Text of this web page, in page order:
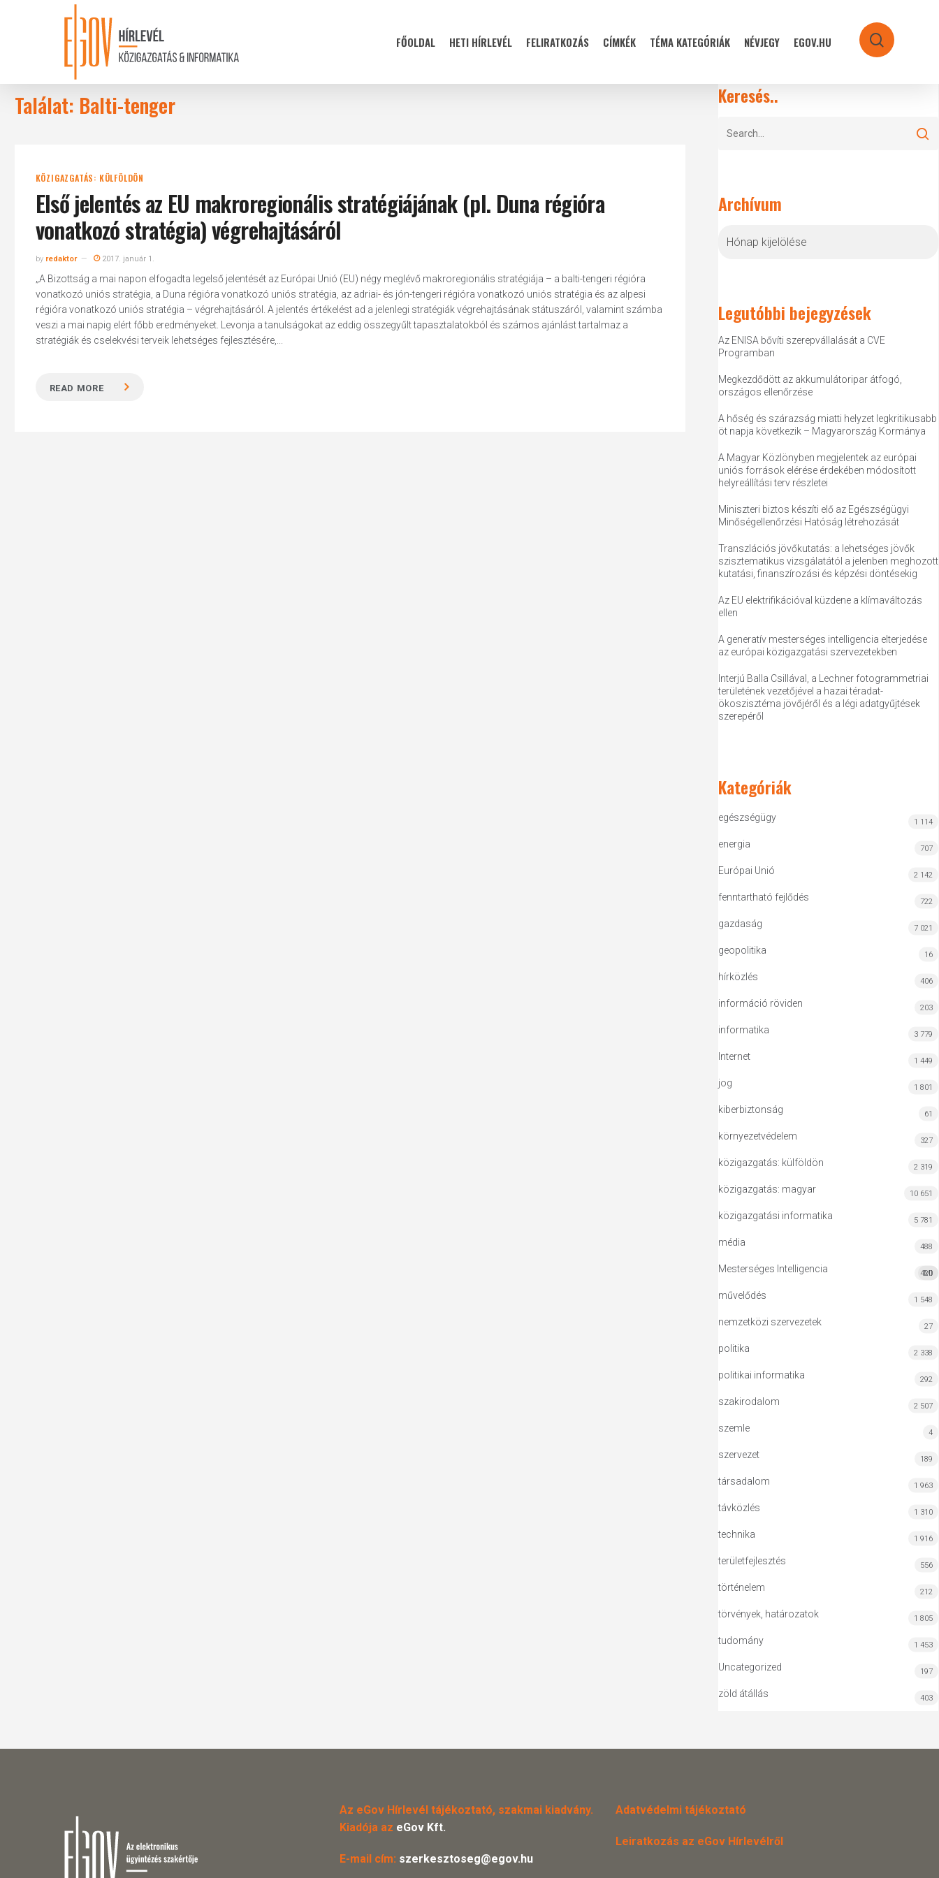
Hit enter to search or ESC to close
FŐOLDAL HETI HÍRLEVÉL FELIRATKOZÁS CÍMKÉK TÉMA KATEGÓRIÁK NÉVJEGY EGOV.HU search
Találat: Balti-tenger
KÖZIGAZGATÁS: KÜLFÖLDÖN
Első jelentés az EU makroregionális stratégiájának (pl. Duna régióra
vonatkozó stratégia) végrehajtásáról
by redaktor 2017. január 1.
„A Bizottság a mai napon elfogadta legelső jelentését az Európai Unió (EU) négy meglévő makroregionális stratégiája – a balti-tengeri régióra
vonatkozó uniós stratégia, a Duna régióra vonatkozó uniós stratégia, az adriai- és jón-tengeri régióra vonatkozó uniós stratégia és az alpesi
régióra vonatkozó uniós stratégia – végrehajtásáról. A jelentés értékelést ad a jelenlegi stratégiák végrehajtásának státuszáról, valamint számba
veszi a mai napig elért főbb eredményeket. Levonja a tanulságokat az eddig összegyűlt tapasztalatokból és számos ajánlást tartalmaz a
stratégiák és cselekvési terveik lehetséges fejlesztésére,...
READ MORE
Keresés..
Archívum
Legutóbbi bejegyzések
Az ENISA bővíti szerepvállalását a CVE
Programban
Megkezdődött az akkumulátoripar átfogó,
országos ellenőrzése
A hőség és szárazság miatti helyzet legkritikusabb
öt napja következik – Magyarország Kormánya
A Magyar Közlönyben megjelentek az európai
uniós források elérése érdekében módosított
helyreállítási terv részletei
Miniszteri biztos készíti elő az Egészségügyi
Minőségellenőrzési Hatóság létrehozását
Transzlációs jövőkutatás: a lehetséges jövők
szisztematikus vizsgálatától a jelenben meghozott
kutatási, finanszírozási és képzési döntésekig
Az EU elektrifikációval küzdene a klímaváltozás
ellen
A generatív mesterséges intelligencia elterjedése
az európai közigazgatási szervezetekben
Interjú Balla Csillával, a Lechner fotogrammetriai
területének vezetőjével a hazai téradat-
ökoszisztéma jövőjéről és a légi adatgyűjtések
szerepéről
Kategóriák
egészségügy 1 114
energia 707
Európai Unió 2 142
fenntartható fejlődés 722
gazdaság 7 021
geopolitika 16
hírközlés 406
információ röviden 203
informatika 3 779
Internet 1 449
jog 1 801
kiberbiztonság 61
környezetvédelem 327
közigazgatás: külföldön 2 319
közigazgatás: magyar 10 651
közigazgatási informatika 5 781
média 488
Mesterséges Intelligencia MI
420
művelődés 1 548
nemzetközi szervezetek 27
politika 2 338
politikai informatika 292
szakirodalom 2 507
szemle 4
szervezet 189
társadalom 1 963
távközlés 1 310
technika 1 916
területfejlesztés 556
történelem 212
törvények, határozatok 1 805
tudomány 1 453
Uncategorized 197
zöld átállás 403
Az eGov Hírlevél tájékoztató, szakmai kiadvány.
Kiadója az eGov Kft.
E-mail cím: szerkesztoseg@egov.hu
Adatvédelmi tájékoztató
Leiratkozás az eGov Hírlevélről